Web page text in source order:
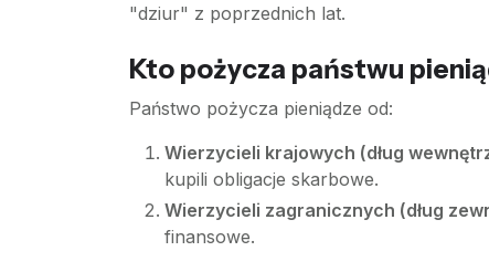
"dziur" z poprzednich lat.
Kto pożycza państwu
Państwo pożycza pieniądze od:
Wierzycieli krajowych (dług
kupili obligacje skarbowe.
Wierzycieli zagranicznych (dług
finansowe.